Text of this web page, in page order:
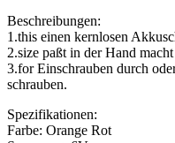
Beschreibungen:
1.this einen kernlosen
2.size paßt in der Hand
3.for Einschrauben durch
schrauben.
Spezifikationen:
Farbe: Orange Rot